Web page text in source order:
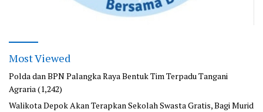
Most Viewed
Polda dan BPN Palangka Raya Bentuk Tim Terpadu Tangani
Agraria(1,242)
Walikota Depok Akan Terapkan Sekolah Swasta Gratis, Bagi Murid